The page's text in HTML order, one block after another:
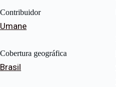
Contribuidor
Umane
Cobertura geográfica
Brasil